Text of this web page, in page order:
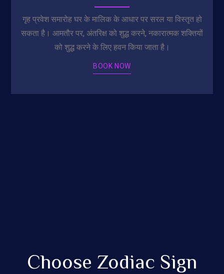
गृह प्रवेश समारोह घर के मालिक के आधार पर सरल या विस्तृत हो
सकता है। आमतौर पर, अंतरिक्ष को शुद्ध करने, नकारात्मक शक्तियों
को शुद्ध करने के लिए हवन किया जाता है।
BOOK NOW
Choose Zodiac Sign